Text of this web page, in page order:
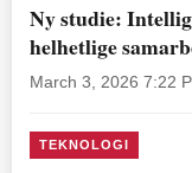
Ny studie:
helhetlige
March 3, 2026 7:22
TEKNOLOGI